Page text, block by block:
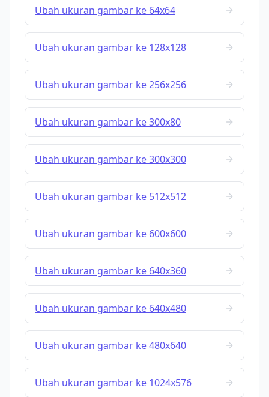
Ubah ukuran gambar ke 64x64
Ubah ukuran gambar ke 128x128
Ubah ukuran gambar ke 256x256
Ubah ukuran gambar ke 300x80
Ubah ukuran gambar ke 300x300
Ubah ukuran gambar ke 512x512
Ubah ukuran gambar ke 600x600
Ubah ukuran gambar ke 640x360
Ubah ukuran gambar ke 640x480
Ubah ukuran gambar ke 480x640
Ubah ukuran gambar ke 1024x576